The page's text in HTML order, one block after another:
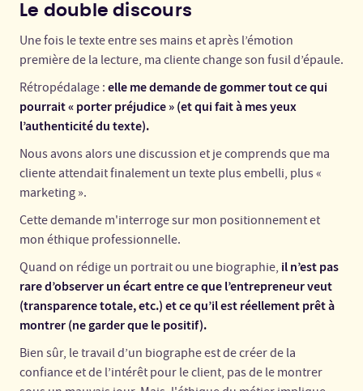
Le double discours
Une fois le texte entre ses mains et après l’émotion
première de la lecture, ma cliente change son fusil d’épaule.
Rétropédalage : elle me demande de gommer tout ce qui
pourrait « porter préjudice » (et qui fait à mes yeux
l’authenticité du texte).
Nous avons alors une discussion et je comprends que ma
cliente attendait finalement un texte plus embelli, plus «
marketing ».
Cette demande m'interroge sur mon positionnement et
mon éthique professionnelle.
Quand on rédige un portrait ou une biographie, il n’est pas
rare d’observer un écart entre ce que l’entrepreneur veut
(transparence totale, etc.) et ce qu’il est réellement prêt à
montrer (ne garder que le positif).
Bien sûr, le travail d’un biographe est de créer de la
confiance et de l’intérêt pour le client, pas de le montrer